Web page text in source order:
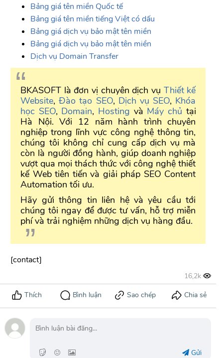
Bảng giá tên miền Quốc tế
Bảng giá tên miền tiếng Việt có dấu
Bảng giá dịch vụ bảo mật tên miền
Bảng giá dịch vụ bảo mật tên miền
Dịch vụ Domain Transfer
BKASOFT là đơn vị chuyên dịch vụ Thiết kế
Website,Đào tạo SEO, Dịch vụ SEO, Khóa
học SEO, Domain, Hosting và Máy chủ tại
Hà Nội. Với 12 năm hành trình chuyên
nghiệp trong lĩnh vực công nghệ thông tin,
chúng tôi không chỉ cung cấp dịch vụ mà
còn là người đồng hành, giúp doanh nghiệp
vượt qua mọi thách thức với công nghệ thiết
kế Web tiên tiến và giải pháp SEO Content
Automation tối ưu.
Hãy gửi thông tin liên hệ và yêu cầu tới
chúng tôi ngay để được tư vấn, hỗ trợ miễn
phí và trải nghiệm những dịch vụ hàng đầu.
[contact]
Gửi